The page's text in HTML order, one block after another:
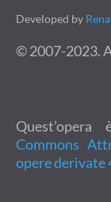
Developed by
© 2007-2023.
Commons
opere derivate